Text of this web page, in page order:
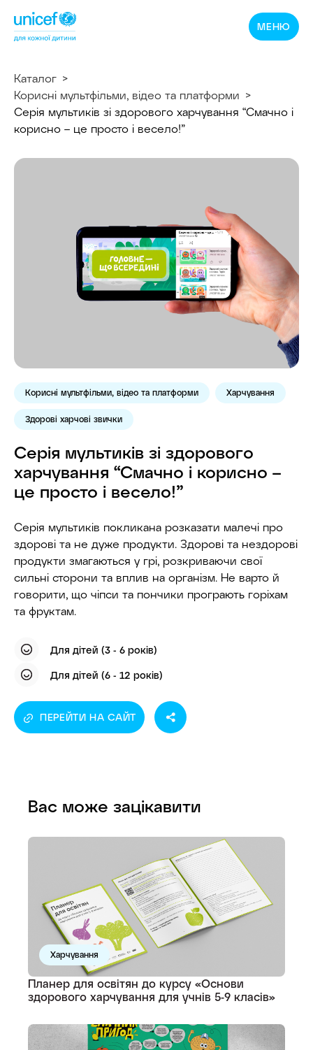
Спільнотека
ЮНІСЕФ
Україна
МЕНЮ
Каталог
Корисні мультфільми, відео та платформи
Серія мультиків зі здорового харчування “Смачно і
корисно – це просто і весело!”
Корисні мультфільми, відео та платформи Харчування
Здорові харчові звички
Серія мультиків зі здорового
харчування “Смачно і корисно –
це просто і весело!”
Серія мультиків покликана розказати малечі про
здорові та не дуже продукти. Здорові та нездорові
продукти змагаються у грі, розкриваючи свої
сильні сторони та вплив на організм. Не варто й
говорити, що чіпси та пончики програють горіхам
та фруктам.
Для дітей (3 - 6 років)
Для дітей (6 - 12 років)
ПЕРЕЙТИ НА САЙТ
Вас може зацікавити
Харчування
Планер для освітян до курсу «Основи
здорового харчування для учнів 5-9 класів»